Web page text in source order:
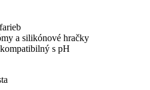
a silikónové hračky
s pH